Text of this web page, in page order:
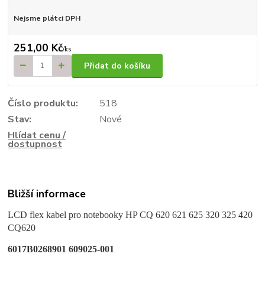
Nejsme plátci DPH
251,00 Kč/ks
Přidat do košíku
Číslo produktu:
518
Stav:
Nové
Hlídat cenu /
dostupnost
Bližší informace
LCD flex kabel pro notebooky HP CQ 620 621 625 320 325 420
CQ620
6017B0268901 609025-001